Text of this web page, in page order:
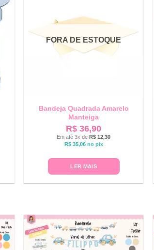
FORA DE ESTOQUE
Bandeja Quadrada Amarelo
Manteiga
R$ 36,90
Em até 3x deR$ 12,30
R$35,06 no pix
LER MAIS